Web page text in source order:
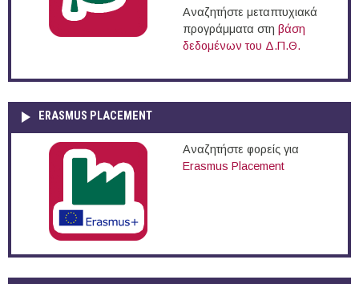
Αναζητήστε μεταπτυχιακά
προγράμματα στη βάση
δεδομένων του Δ.Π.Θ.
ERASMUS PLACEMENT
Αναζητήστε φορείς για
Erasmus Placement